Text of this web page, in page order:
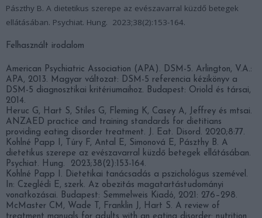
Pászthy B. A dietetikus szerepe az evészavarral küzdő betegek
ellátásában. Psychiat. Hung. 2023;38(2):153-164.
Felhasznált irodalom
American Psychiatric Association (APA). DSM-5. Arlington, V.A.:
APA, 2013. Magyar változat: DSM-5 referencia kézikönyv a
DSM-5 diagnosztikai kritériumaihoz. Budapest: Oriold és társai,
2014.
Heruc G, Hart S, Stiles G, Fleming K, Casey A, Jeffrey és mtsai.
ANZAED practice and training standards for dietitians
providing eating disorder treatment. J. Eat. Disord. 2020;8:77.
Kohlné Papp I, Túry F, Antal E, Simonová E, Pászthy B. A
dietetikus szerepe az evészavarral küzdő betegek ellátásában.
Psychiat. Hung. 2023;38(2):153-164.
Kohlné Papp I. Dietetikai tanácsadás a pszichológus szemével.
In: Czeglédi E, szerk. Az obezitás magatartástudományi
vonatkozásai. Budapest: Semmelweis Kiadó, 2021: 276–298.
McMaster CM, Wade T, Franklin J, Hart S. A review of